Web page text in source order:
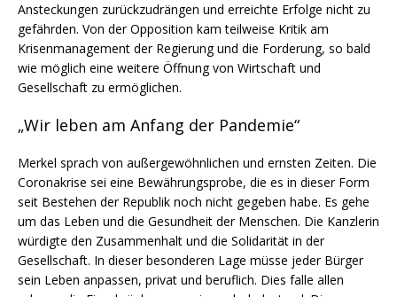
Ansteckungen zurückzudrängen und erreichte Erfolge nicht zu
gefährden. Von der Opposition kam teilweise Kritik am
Krisenmanagement der Regierung und die Forderung, so bald
wie möglich eine weitere Öffnung von Wirtschaft und
Gesellschaft zu ermöglichen.
„Wir leben am Anfang der Pandemie“
Merkel sprach von außergewöhnlichen und ernsten Zeiten. Die
Coronakrise sei eine Bewährungsprobe, die es in dieser Form
seit Bestehen der Republik noch nicht gegeben habe. Es gehe
um das Leben und die Gesundheit der Menschen. Die Kanzlerin
würdigte den Zusammenhalt und die Solidarität in der
Gesellschaft. In dieser besonderen Lage müsse jeder Bürger
sein Leben anpassen, privat und beruflich. Dies falle allen